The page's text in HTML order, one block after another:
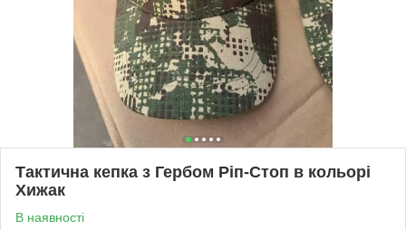
Тактична кепка з Гербом Ріп-Стоп в кольорі
Хижак
В наявності